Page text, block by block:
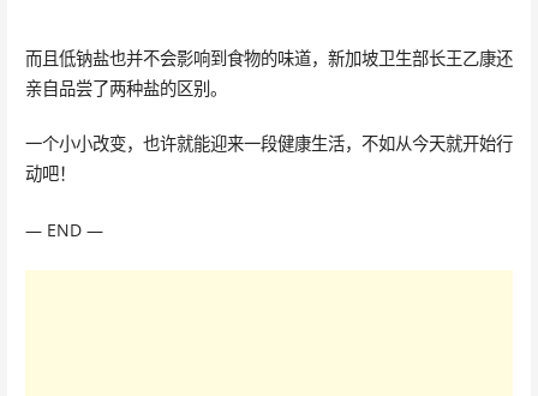
而且低钠盐也并不会影响到食物的味道，新加坡卫生部长王乙康还
亲自品尝了两种盐的区别。
一个小小改变，也许就能迎来一段健康生活，不如从今天就开始行
动吧！
— END —